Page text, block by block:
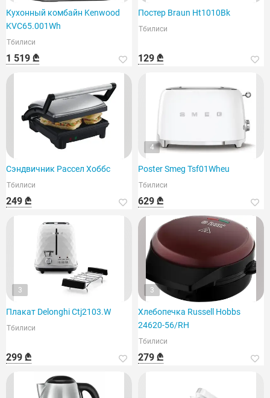
Кухонный комбайн Kenwood
KVC65.001Wh
Тбилиси
1 519 ₾
Постер Braun Ht1010Bk
Тбилиси
129 ₾
Сэндвичник Рассел Хоббс
Тбилиси
249 ₾
4
Poster Smeg Tsf01Wheu
Тбилиси
629 ₾
3
Плакат Delonghi Ctj2103.W
Тбилиси
299 ₾
3
Хлебопечка Russell Hobbs
24620-56/RH
Тбилиси
279 ₾